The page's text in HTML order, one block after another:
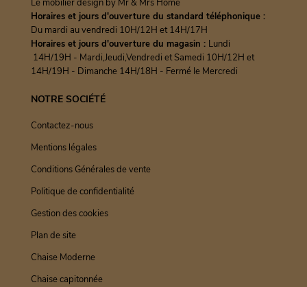
Le mobilier design by Mr & Mrs Home
Horaires et jours d'ouverture du standard téléphonique :
Du mardi au vendredi 10H/12H et 14H/17H
Horaires et jours d'ouverture du magasin : Lundi
14H/19H - Mardi,Jeudi,Vendredi et Samedi 10H/12H et
14H/19H - Dimanche 14H/18H - Fermé le Mercredi
NOTRE SOCIÉTÉ
Contactez-nous
Mentions légales
Conditions Générales de vente
Politique de confidentialité
Gestion des cookies
Plan de site
Chaise Moderne
Chaise capitonnée